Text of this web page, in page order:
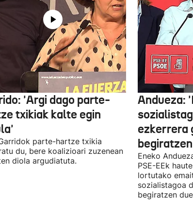
'Argi dago parte-
txikiak kalte egin
parte-hartze txikia
du, bere koalizioari zuzenean
diola argudiatuta.
Andueza:
ezkerrera
Eneko
PSE-EEk
lortutako
sozialistagoa
begiratzen